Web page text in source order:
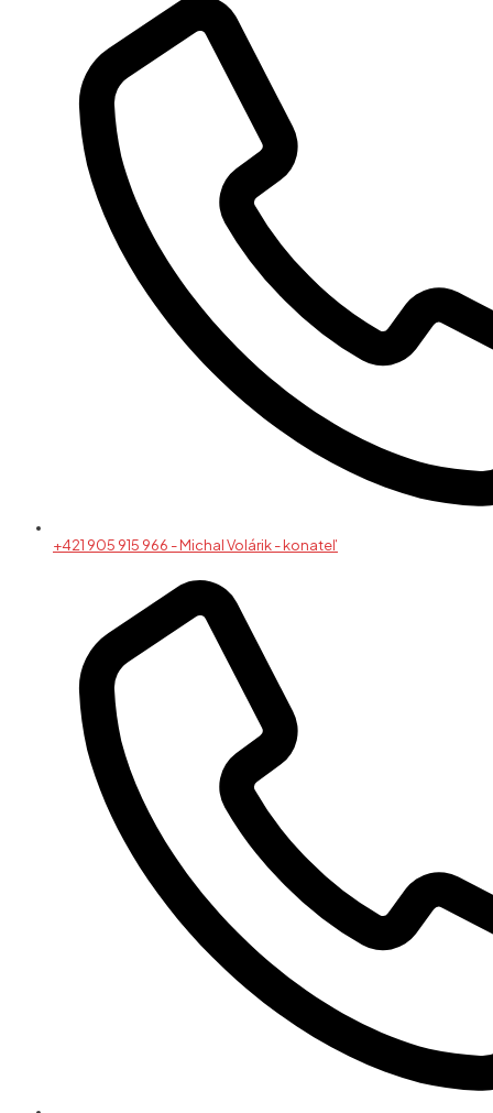
+421 905 915 966 - Michal Volárik - konateľ